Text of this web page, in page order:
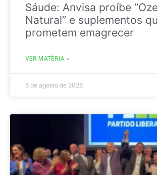
Sáude: Anvisa proíbe
Natural” e suplementos
prometem emagrecer
VER MATÉRIA »
6 de agosto de 2026